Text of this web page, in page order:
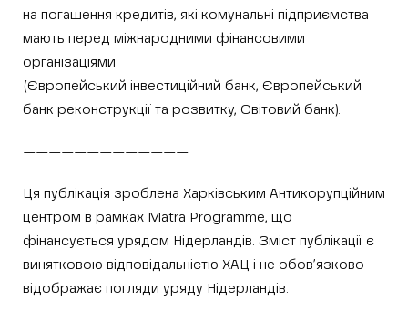
на погашення кредитів, які комунальні підприємства
мають перед міжнародними фінансовими
організаціями
(Європейський інвестиційний банк, Європейський
банк реконструкції та розвитку, Світовий банк).
—————————————
Ця публікація зроблена Харківським Антикорупційним
центром в рамках Matra Programme, що
фінансується урядом Нідерландів. Зміст публікації є
винятковою відповідальністю ХАЦ і не обов’язково
відображає погляди уряду Нідерландів.